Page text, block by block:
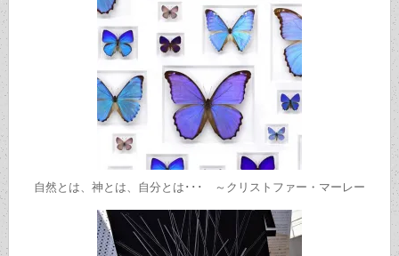
自然とは、神とは、自分とは･･･ ～クリストファー・マーレー